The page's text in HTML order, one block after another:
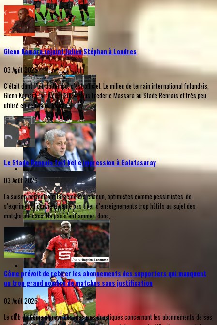
Glenn Kamara rejoint Julien Stéphan à Londres
03 Août 2026
C’était dans l’air du temps, c’est officiel. Le milieu de terrain international finlandais,
Glenn Kamara, arrivé en 2024 sous Frederic Massara au Stade Rennais et très peu
utilisé en deux ans, faute...
Le Stade Rennais fait belle impression à Galatasaray
03 Août 2026
La saison permettant largement à chacun, optimistes comme pessimistes, de
s’exprimer, il convient de ne pas tirer d’enseignements trop hâtifs au sujet des
matchs amicaux. Ne pas s’enflammer, donc,...
Côme prévoit de retirer les abonnements des supporters qui manquent
un trop grand nombre de matches sans justification
02 Août 2026
Le club de Côme a prévu des mesures drastiques concernant les abonnements de ses